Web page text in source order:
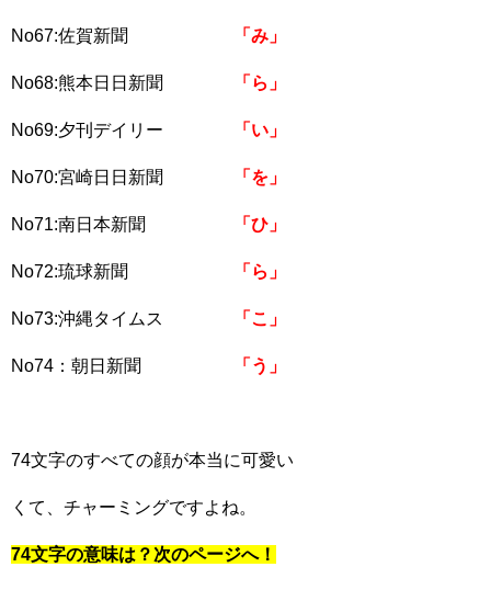
No67:佐賀新聞 「み」
No68:熊本日日新聞 「ら」
No69:夕刊デイリー 「い」
No70:宮崎日日新聞 「を」
No71:南日本新聞 「ひ」
No72:琉球新聞 「ら」
No73:沖縄タイムス 「こ」
No74：朝日新聞 「う」
74文字のすべての顔が本当に可愛い
くて、チャーミングですよね。
74文字の意味は？次のページへ！